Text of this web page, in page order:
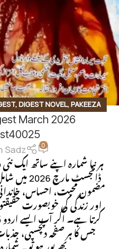
, DIGEST NOVEL, PAKEEZA
MONTHLY DIGEST
March 2026
Sadz 0
ہر نیا شمارہ اپنے ساتھ ایک
ڈائجسٹ
مضمون محبت، احساس،
اور زندگی کی خوبصورت
کرتا ہے۔ اگر آپ ایسے اردو
جس کا ہر صفحہ دلچسپی،